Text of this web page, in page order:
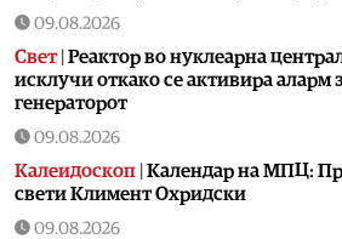
09.08.2026
Свет| Реактор во нуклеарна
исклучи откако се активира аларм
генераторот
09.08.2026
Калеидоскоп Календар на МПЦ:
свети Климент Охридски
09.08.2026